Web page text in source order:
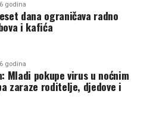
godina
dana ograničava radno
i kafića
godina
Mladi pokupe virus u noćnim
zaraze roditelje, djedove i